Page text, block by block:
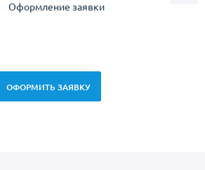
Оформление заявки
ОФОРМИТЬ ЗАЯВКУ